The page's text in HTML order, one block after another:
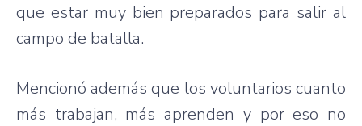
que estar muy bien preparados para salir al
campo de batalla.
Mencionó además que los voluntarios cuanto
más trabajan, más aprenden y por eso no